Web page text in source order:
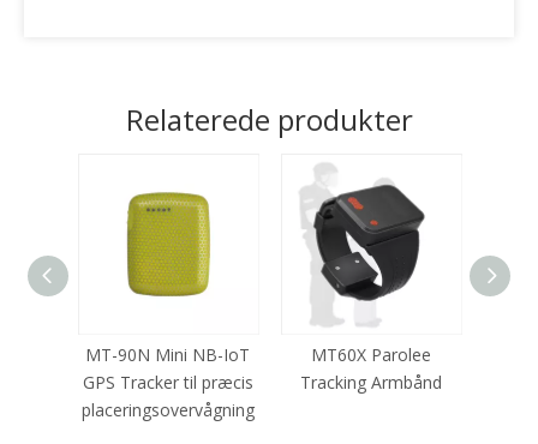
Relaterede produkter
MT-90N Mini NB-IoT
GPS Tracker til præcis
placeringsovervågning
MT60X Parolee
Tracking Armbånd